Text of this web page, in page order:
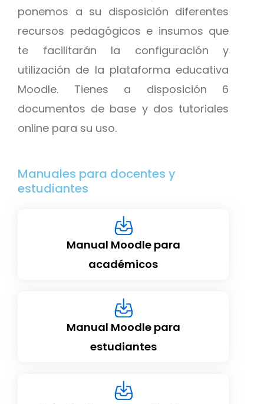
ponemos a su disposición diferentes
recursos pedagógicos e insumos que
te facilitarán la configuración y
utilización de la plataforma educativa
Moodle. Tienes a disposición 6
documentos de base y dos tutoriales
online para su uso.
Manuales para docentes y
estudiantes
Manual Moodle para
académicos
Manual Moodle para
estudiantes